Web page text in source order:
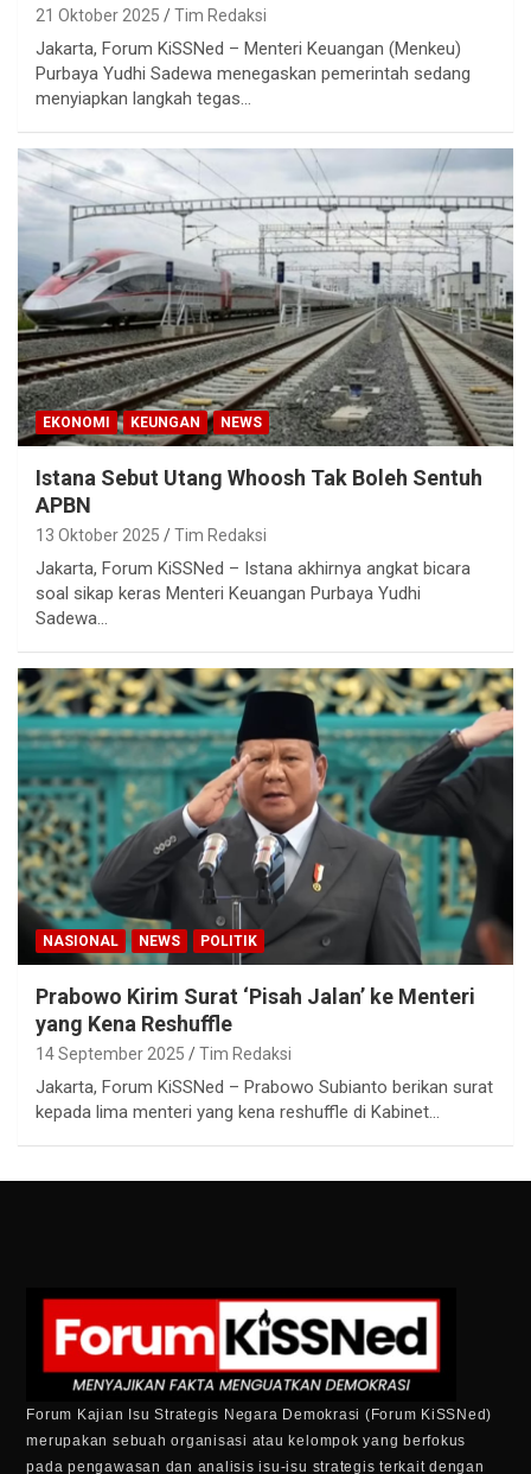
21 Oktober 2025 Tim Redaksi
Jakarta, Forum KiSSNed – Menteri Keuangan (Menkeu)
Purbaya Yudhi Sadewa menegaskan pemerintah sedang
menyiapkan langkah tegas…
EKONOMI KEUNGAN NEWS
Istana Sebut Utang Whoosh Tak Boleh Sentuh
APBN
13 Oktober 2025 Tim Redaksi
Jakarta, Forum KiSSNed – Istana akhirnya angkat bicara
soal sikap keras Menteri Keuangan Purbaya Yudhi
Sadewa…
NASIONAL NEWS POLITIK
Prabowo Kirim Surat ‘Pisah Jalan’ ke Menteri
yang Kena Reshuffle
14 September 2025 Tim Redaksi
Jakarta, Forum KiSSNed – Prabowo Subianto berikan surat
kepada lima menteri yang kena reshuffle di Kabinet…
Forum Kajian Isu Strategis Negara Demokrasi (Forum KiSSNed)
merupakan sebuah organisasi atau kelompok yang berfokus
pada pengawasan dan analisis isu-isu strategis terkait dengan